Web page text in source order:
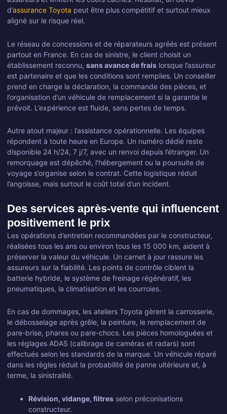
d’assurance Toyota peut être plus compétitif et surtout mieux
aligné sur le risque réel.
Le réseau de concessions et de réparateurs agréés est présent
partout en France. En cas de sinistre, le client choisit un
établissement reconnu, sans avance de frais lorsque l’assureur
est partenaire et que les conditions sont remplies. Un conseiller
prend en charge la déclaration, la commande des pièces, et
l’organisation d’un véhicule de remplacement si la garantie le
prévoit. L’expérience est fluide, sans pertes de temps.
Autre atout majeur : l’assistance opérationnelle. Les équipes
répondent à toute heure en Europe. Un numéro dédié reste
disponible 24 h/24, 7 j/7, avec un renvoi depuis l’étranger. Un
remorquage est dépêché, l’hébergement ou la poursuite de
voyage s’organise selon le contrat. Cette logistique réduit
l’angoisse, mais surtout le coût total d’un incident.
Des services après-vente qui influencent
positivement le prix
Les opérations d’entretien recommandées par le constructeur,
réalisées tous les ans ou environ tous les 15 000 km, aident à
préserver la valeur du véhicule. Un carnet à jour rassure les
assureurs sur la fiabilité. Les points de contrôle ciblent la
batterie hybride, le système de freinage régénératif, les
pneumatiques, la climatisation et les courroies.
En cas de dommages, les ateliers Toyota gèrent la carrosserie,
le débosselage après grêle, la peinture, le remplacement de
pare-brise, phares ou pare-chocs. Les pièces homologuées et
les réglages ADAS (calibrage de caméras et radars) sont
effectués selon les standards de la marque. Un véhicule réparé
dans les règles réduit la probabilité de panne ultérieure et, à
terme, la sinistralité.
Révision, vidange, filtres selon préconisations
constructeur.